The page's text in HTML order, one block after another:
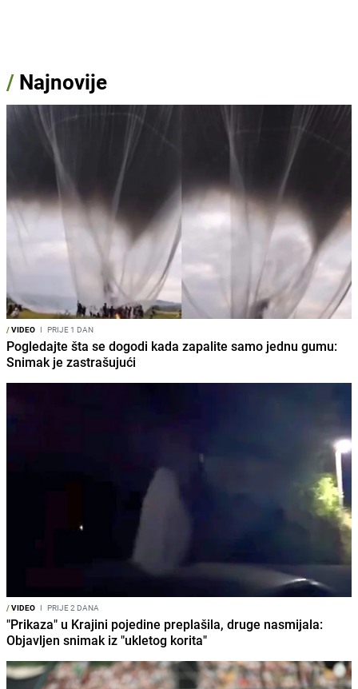
/ Najnovije
/VIDEO I PRIJE 1 DAN
Pogledajte šta se dogodi kada zapalite samo jednu gumu:
Snimak je zastrašujući
/VIDEO I PRIJE 2 DANA
"Prikaza" u Krajini pojedine preplašila, druge nasmijala:
Objavljen snimak iz "ukletog korita"